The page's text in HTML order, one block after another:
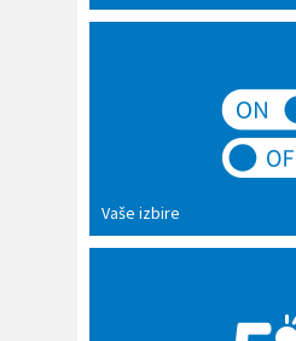
Vaše izbire